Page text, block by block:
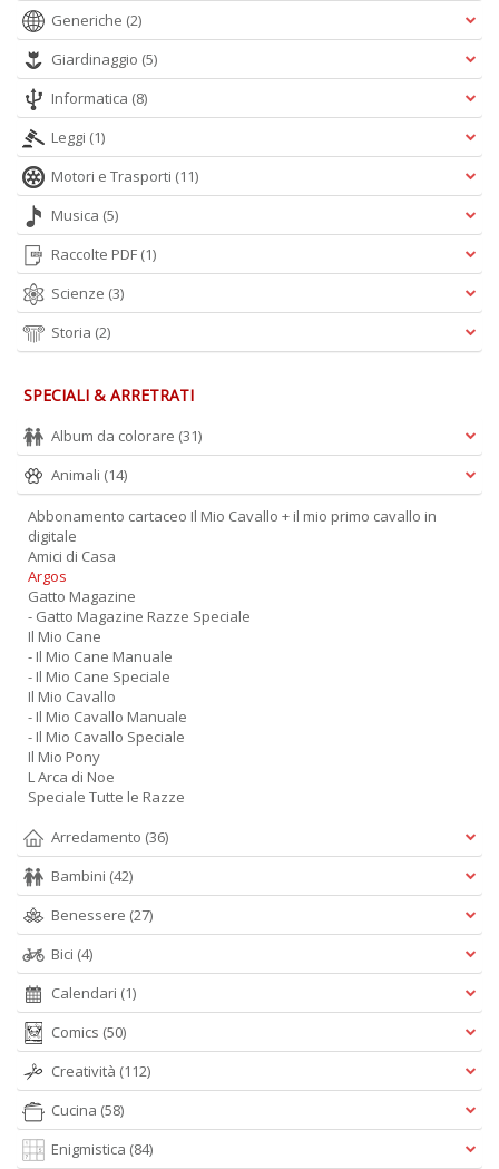
Generiche (2)
Giardinaggio (5)
Informatica (8)
Leggi (1)
Motori e Trasporti (11)
Musica (5)
Raccolte PDF (1)
Scienze (3)
Storia (2)
SPECIALI & ARRETRATI
Album da colorare (31)
Animali (14)
Abbonamento cartaceo Il Mio Cavallo + il mio primo cavallo in
digitale
Amici di Casa
Argos
Gatto Magazine
- Gatto Magazine Razze Speciale
Il Mio Cane
- Il Mio Cane Manuale
- Il Mio Cane Speciale
Il Mio Cavallo
- Il Mio Cavallo Manuale
- Il Mio Cavallo Speciale
Il Mio Pony
L Arca di Noe
Speciale Tutte le Razze
Arredamento (36)
Bambini (42)
Benessere (27)
Bici (4)
Calendari (1)
Comics (50)
Creatività (112)
Cucina (58)
Enigmistica (84)